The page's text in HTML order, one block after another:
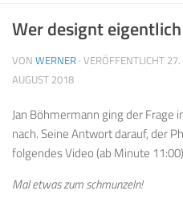
Wer designt
VON WERNER · VERÖFFENTLICHT
AUGUST 2018
Jan Böhmermann ging der Frage
nach. Seine Antwort darauf, der
folgendes Video (ab Minute
Mal etwas zum schmunzeln!